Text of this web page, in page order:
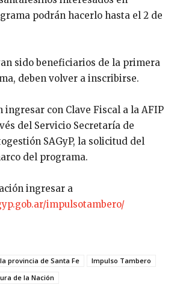
podrán hacerlo hasta el 2 de
sido beneficiarios de la primera
deben volver a inscribirse.
ingresar con Clave Fiscal a la AFIP
del Servicio Secretaría de
SAGyP, la solicitud del
del programa.
ingresar a
impulsotambero/
provincia de Santa Fe
Impulso Tambero
de la Nación